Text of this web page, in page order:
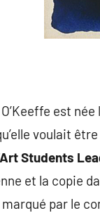
est
voulait être
Students
et la copie
par le